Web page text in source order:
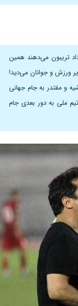
تریبون می‌دهند همین
ورزش و جوانان می‌دید!
و مقتدر به جام جهانی
ملی به دور بعدی جام